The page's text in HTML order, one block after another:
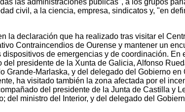
civil, a la ciencia, empresa, sindicatos y, "en
la declaración que ha realizado tras visitar el
Contraincendios de Ourense y mantener un
dispositivos de emergencias y de coordinación. En
del presidente de la Xunta de Galicia, Alfonso
Grande-Marlaska, y del delegado del Gobierno en
ha visitado también la zona afectada por el
del presidente de la Junta de Castilla y
del ministro del Interior, y del delegado del